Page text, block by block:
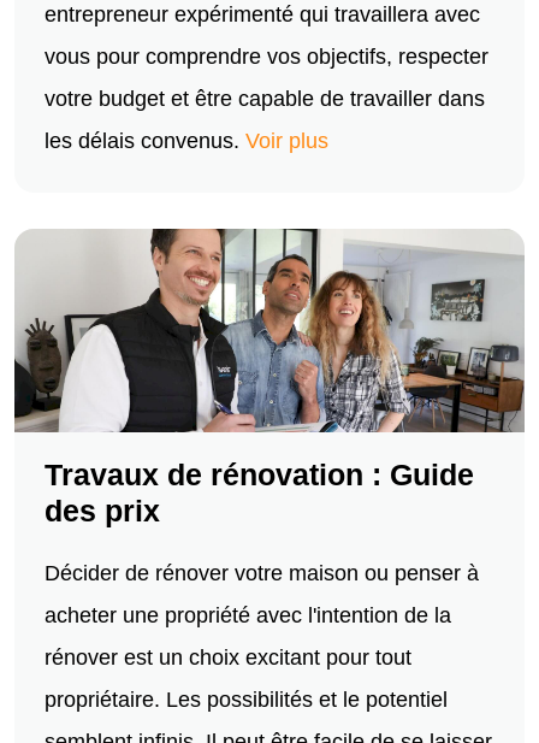
entrepreneur expérimenté qui travaillera avec
vous pour comprendre vos objectifs, respecter
votre budget et être capable de travailler dans
les délais convenus. Voir plus
Travaux de rénovation : Guide
des prix
Décider de rénover votre maison ou penser à
acheter une propriété avec l'intention de la
rénover est un choix excitant pour tout
propriétaire. Les possibilités et le potentiel